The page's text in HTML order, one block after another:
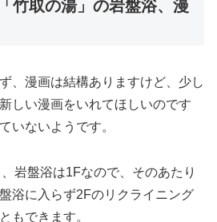
竹取の湯」の岩盤浴、漫
、漫画は結構ありますけど、少し
しい漫画をいれてほしいのです
いないようです。
岩盤浴は1Fなので、そのあたり
浴に入らず2Fのリクライニング
もできます。